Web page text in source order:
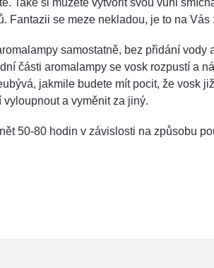
Také si můžete vytvořit svou vůni
Fantazii se meze nekladou, je to na Vás
samostatně, bez přidání vody
části aromalampy se vosk rozpustí a
jakmile budete mít pocit, že vosk
a vyměnit za jiný.
50-80 hodin v závislosti na způsobu